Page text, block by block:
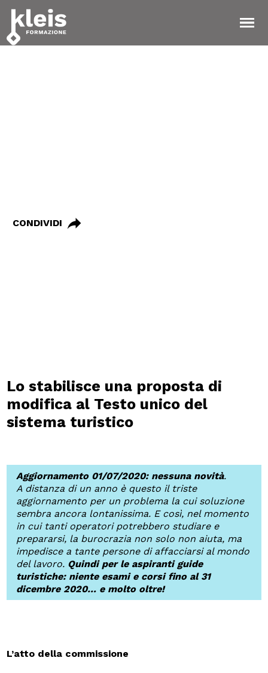
Instagram
Facebook
Tiktok
CONDIVIDI
Lo stabilisce una proposta di
modifica al Testo unico del
sistema turistico
Aggiornamento 01/07/2020: nessuna novità.
A distanza di un anno è questo il triste
aggiornamento per un problema la cui soluzione
sembra ancora lontanissima. E così, nel momento
in cui tanti operatori potrebbero studiare e
prepararsi, la burocrazia non solo non aiuta, ma
impedisce a tante persone di affacciarsi al mondo
del lavoro. Quindi per le aspiranti guide
turistiche: niente esami e corsi fino al 31
dicembre 2020… e molto oltre!
L’atto della commissione